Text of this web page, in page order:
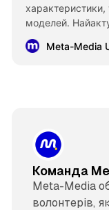
характеристики,
моделей.
форматі.
Meta-Media
Команда
Meta-Media
волонтерів,